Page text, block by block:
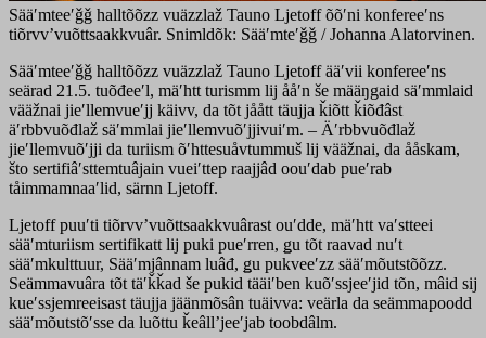
Sääʹmteeʹǧǧ halltõõzz vuäzzlaž Tauno Ljetoff õõʹni konfereeʹns
tiõrvvʼvuõttsaakkvuâr. Snimldõk: Sääʹmteʹǧǧ / Johanna Alatorvinen.
Sääʹmteeʹǧǧ halltõõzz vuäzzlaž Tauno Ljetoff ääʹvii konfereeʹns
seärad 21.5. tuõđeeʹl, mäʹhtt turismm lij ååʹn še määŋgaid säʹmmlaid
vääžnai jieʹllemvueʹjj käivv, da tõt jåått täujja ǩiõtt ǩiõđâst
äʹrbbvuõđlaž säʹmmlai jieʹllemvuõʹjjivuiʹm. – Äʹrbbvuõđlaž
jieʹllemvuõʹjji da turiism õʹhttesuåvtummuš lij vääžnai, da ååskam,
što sertifiâʹsttemtuâjain vueiʹttep raajjâd oouʹdab pueʹrab
tåimmamnaaʹlid, särnn Ljetoff.
Ljetoff puuʹti tiõrvvʼvuõttsaakkvuârast ouʹdde, mäʹhtt vaʹstteei
sääʹmturiism sertifikatt lij puki pueʹrren, ǥu tõt raavad nuʹt
sääʹmkulttuur, Sääʹmjânnam luâđ, ǥu pukveeʹzz sääʹmõutstõõzz.
Seämmavuâra tõt täʹǩǩad še pukid tääiʹben kuõʹssjeeʹjid tõn, mâid sij
kueʹssjemreeisast täujja jäänmõsân tuäivva: veärla da seämmapoodd
sääʹmõutstõʹsse da luõttu ǩeâllʼjeeʹjab toobdâlm.